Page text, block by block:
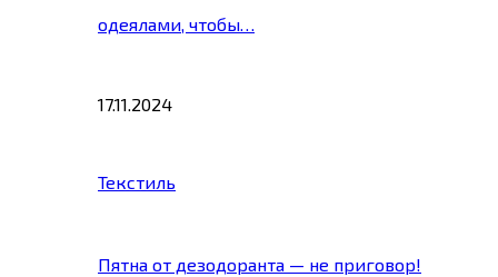
одеялами, чтобы…
17.11.2024
Текстиль
Пятна от дезодоранта — не приговор!